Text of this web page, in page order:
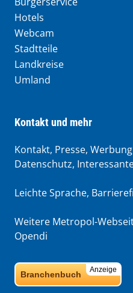
Hotels
Webcam
Stadtteile
Landkreise
Umland
Kontakt und mehr
Kontakt, Presse,
Datenschutz,
Leichte Sprache,
Weitere Metropol-
Opendi
Anzeige
Branchenbuch